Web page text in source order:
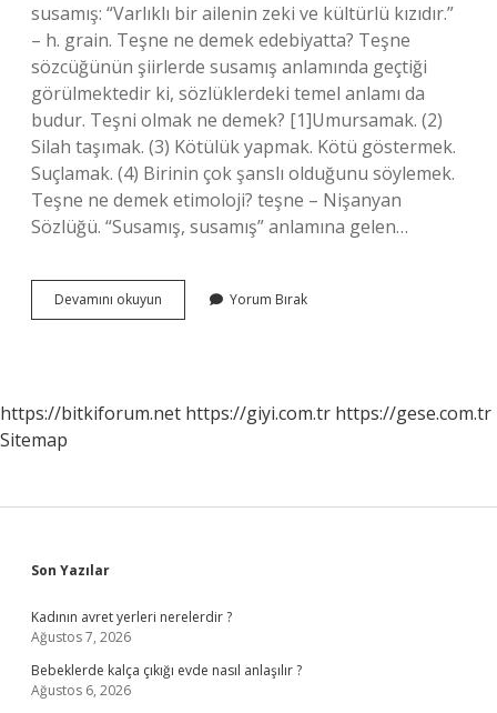
susamış: “Varlıklı bir ailenin zeki ve kültürlü kızıdır.”
– h. grain. Teşne ne demek edebiyatta? Teşne
sözcüğünün şiirlerde susamış anlamında geçtiği
görülmektedir ki, sözlüklerdeki temel anlamı da
budur. Teşni olmak ne demek? [1]Umursamak. (2)
Silah taşımak. (3) Kötülük yapmak. Kötü göstermek.
Suçlamak. (4) Birinin çok şanslı olduğunu söylemek.
Teşne ne demek etimoloji? teşne – Nişanyan
Sözlüğü. “Susamış, susamış” anlamına gelen…
Devamını okuyun
Tutmak
Yorum Bırak
https://bitkiforum.net https://giyi.com.tr https://gese.com.tr
Sitemap
Sidebar
Son Yazılar
Kadının avret yerleri nerelerdir ?
Ağustos 7, 2026
Bebeklerde kalça çıkığı evde nasıl anlaşılır ?
Ağustos 6, 2026